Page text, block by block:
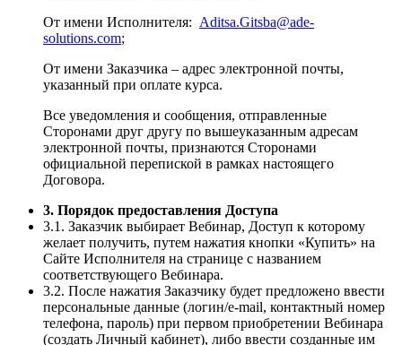
От имени Исполнителя: Aditsa.Gitsba@ade-
solutions.com;
От имени Заказчика – адрес электронной почты,
указанный при оплате курса.
Все уведомления и сообщения, отправленные
Сторонами друг другу по вышеуказанным адресам
электронной почты, признаются Сторонами
официальной перепиской в рамках настоящего
Договора.
3. Порядок предоставления Доступа
3.1. Заказчик выбирает Вебинар, Доступ к которому
желает получить, путем нажатия кнопки «Купить» на
Сайте Исполнителя на странице с названием
соответствующего Вебинара.
3.2. После нажатия Заказчику будет предложено ввести
персональные данные (логин/e-mail, контактный номер
телефона, пароль) при первом приобретении Вебинара
(создать Личный кабинет), либо ввести созданные им